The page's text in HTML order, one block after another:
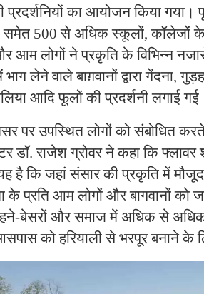
प्रदर्शनियों का आयोजन किया
समेत 500 से अधिक स्कूलों, कॉलेजों के
आम लोगों ने प्रकृति के विभिन्न
लेने वाले बाग़वानों द्वारा गेंदना,
आदि फूलों की प्रदर्शनी लगाई
पर उपस्थित लोगों को संबोधित
डॉ. राजेश ग्रोवर ने कहा कि
है कि जहां संसार की प्रकृति में
के प्रति आम लोगों और बागवानों को
बेसरों और समाज में अधिक से
को हरियाली से भरपूर बनाने के